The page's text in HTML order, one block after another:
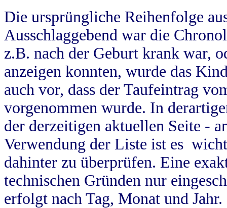
Die ursprüngliche Reihenfolge
Ausschlaggebend war die
z.B. nach der Geburt krank war,
anzeigen konnten, wurde das
auch vor, dass der Taufeintrag
vorgenommen wurde. In
der derzeitigen aktuellen Seite -
Verwendung der Liste ist es
dahinter zu überprüfen. Eine
technischen Gründen nur
erfolgt nach Tag, Monat und Jahr.